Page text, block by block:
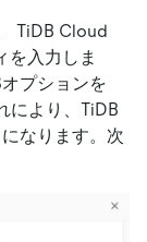
TiDB Cloud
を入力しま
オプションを
により、TiDB
なります。次